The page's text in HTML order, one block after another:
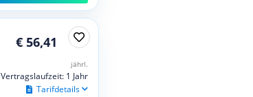
€ 56,41
jährl.
Vertragslaufzeit: 1 Jahr
Tarifdetails